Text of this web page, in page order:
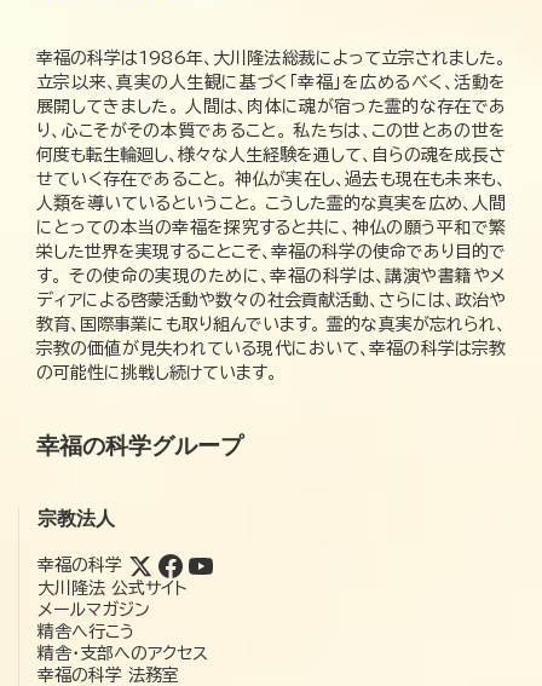
幸福の科学は1986年、大川隆法総裁によって立宗されました。
立宗以来、真実の人生観に基づく「幸福」を広めるべく、活動を
展開してきました。 人間は、肉体に魂が宿った霊的な存在であ
り、心こそがその本質であること。 私たちは、この世とあの世を
何度も転生輪廻し、様々な人生経験を通して、自らの魂を成長さ
せていく存在であること。 神仏が実在し、過去も現在も未来も、
人類を導いているということ。 こうした霊的な真実を広め、人間
にとっての本当の幸福を探究すると共に、神仏の願う平和で繁
栄した世界を実現することこそ、幸福の科学の使命であり目的で
す。 その使命の実現のために、幸福の科学は、講演や書籍やメ
ディアによる啓蒙活動や数々の社会貢献活動、さらには、政治や
教育、国際事業にも取り組んでいます。 霊的な真実が忘れられ、
宗教の価値が見失われている現代において、幸福の科学は宗教
の可能性に挑戦し続けています。
幸福の科学グループ
宗教法人
幸福の科学
大川隆法 公式サイト
メールマガジン
精舎へ行こう
精舎・支部へのアクセス
幸福の科学 法務室